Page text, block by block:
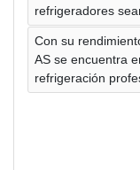
refrigeradores
Con su
AS se encuentra
refrigeración